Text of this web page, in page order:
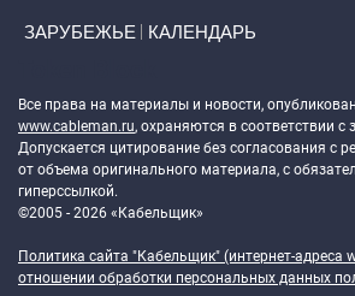
ЗАРУБЕЖЬЕ КАЛЕНДАРЬ
Все права на материалы и новости,
www.cableman.ru, охраняются в соответствии с
Допускается цитирование без согласования с
от объема оригинального материала, с
гиперссылкой.
©2005 - 2026 «Кабельщик»
Политика сайта "Кабельщик" (интернет-адреса
отношении обработки персональных данных